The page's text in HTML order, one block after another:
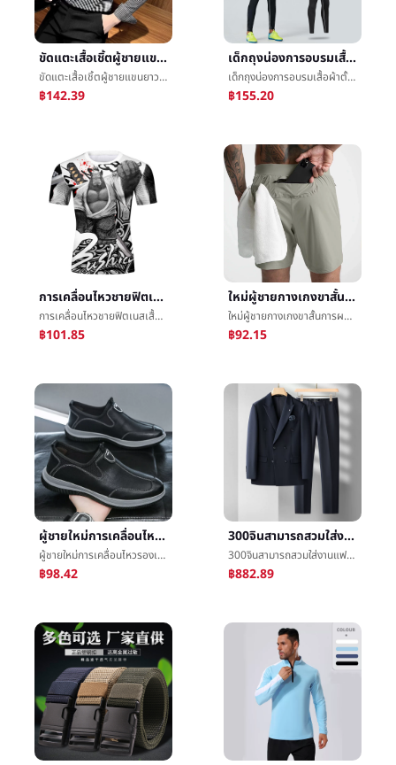
ขัดแตะเสื้อเชิ้ตผู้ชายแขนยาวฤดูใบไม้ผลิ2023ใหม่สูงความรู้สึกงานhigh-endผู้ชายบางเสื้อเชิ้ตแจ็คเก็ต
ขัดแตะเสื้อเชิ้ตผู้ชายแขนยาวฤดูใบไม้ผลิ2023ใหม่สูงความรู้สึกงานhigh-endผู้ชายบางเสื้อเชิ้ตแจ็คเก็ต
฿142.39
เด็กถุงน่องการอบรมเสื้อผ้าตั้งชายบาสเกตบอลฟุตบอลการเคลื่อนไหวฟิตเนสอบอุ่นจุดต่ำสุดนักเรียนฤดูหนาวการผลักเบาๆเสื้อผ้า
เด็กถุงน่องการอบรมเสื้อผ้าตั้งชายบาสเกตบอลฟุตบอลการเคลื่อนไหวฟิตเนสอบอุ่นจุดต่ำสุดนักเรียนฤดูหนาวการผลักเบาๆเสื้อผ้า
฿155.20
การเคลื่อนไหวชายฟิตเนสเสื้อผ้าการผลักเบาๆอุปกรณ์ความเร็วแห้งแขนสั้นบาสเกตบอลสูงวางระเบิดการอบรมผอมฤดูร้อนจุดขายส่ง
การเคลื่อนไหวชายฟิตเนสเสื้อผ้าการผลักเบาๆอุปกรณ์ความเร็วแห้งแขนสั้นบาสเกตบอลสูงวางระเบิดการอบรมผอมฤดูร้อนจุดขายส่ง
฿101.85
ใหม่ผู้ชายกางเกงขาสั้นการผลักเบาๆการเคลื่อนไหวว่ายน้ำฟิตเนสระบายอากาศได้ดีความเร็วแห้งการเคลื่อนไหวLeisureอเมริกันห้านาทีบาสเกตบอลกางเกง
ใหม่ผู้ชายกางเกงขาสั้นการผลักเบาๆการเคลื่อนไหวว่ายน้ำฟิตเนสระบายอากาศได้ดีความเร็วแห้งการเคลื่อนไหวLeisureอเมริกันห้านาทีบาสเกตบอลกางเกง
฿92.15
ผู้ชายใหม่การเคลื่อนไหวรองเท้าลำลองแฟชั่นผู้ชายอ่อนผิวรองเท้าลำลองแฟชั่นอังกฤษง่ายรองเท้าลำลองน้ำขึ้นน้ำลงรองเท้าชาย
ผู้ชายใหม่การเคลื่อนไหวรองเท้าลำลองแฟชั่นผู้ชายอ่อนผิวรองเท้าลำลองแฟชั่นอังกฤษง่ายรองเท้าลำลองน้ำขึ้นน้ำลงรองเท้าชาย
฿98.42
300จินสามารถสวมใส่งานแฟชั่นใหญ่รหัสผู้ชายชุดตั้งกางเกงขายาวหลวมดับเบิลหัวเข็มขัดสูทเสื้อโค้ทการแต่งกายอย่างเป็นทางการ
300จินสามารถสวมใส่งานแฟชั่นใหญ่รหัสผู้ชายชุดตั้งกางเกงขายาวหลวมดับเบิลหัวเข็มขัดสูทเสื้อโค้ทการแต่งกายอย่างเป็นทางการ
฿882.89